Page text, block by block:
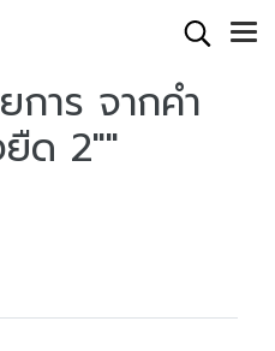
าร จากคำ
ยืด 2""